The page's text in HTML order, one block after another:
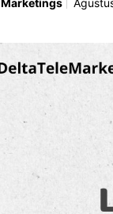
Marketings